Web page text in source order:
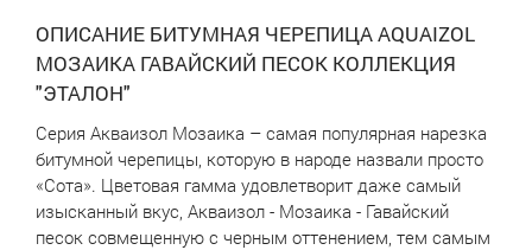
ОПИСАНИЕ БИТУМНАЯ ЧЕРЕПИЦА AQUAIZOL
МОЗАИКА ГАВАЙСКИЙ ПЕСОК КОЛЛЕКЦИЯ
"ЭТАЛОН"
Серия Акваизол Мозаика – самая популярная нарезка
битумной черепицы, которую в народе назвали просто
«Сота». Цветовая гамма удовлетворит даже самый
изысканный вкус, Акваизол - Мозаика - Гавайский
песок совмещенную с черным оттенением, тем самым